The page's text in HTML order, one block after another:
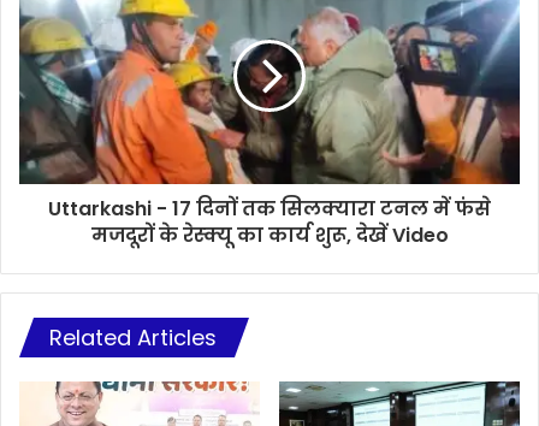
Uttarkashi - 17 दिनों तक सिलक्यारा टनल में फंसे
मजदूरों के रेस्क्यू का कार्य शुरू, देखें Video
Related Articles